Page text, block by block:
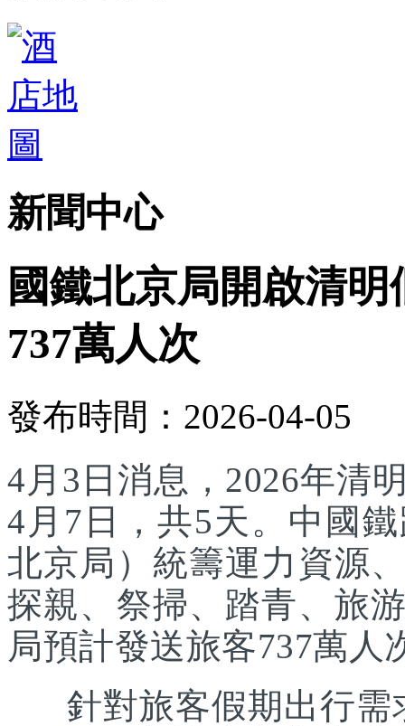
新聞中心
國鐵北京局開啟清
737萬人次
發布時間：2026-04-05
4月3日消息，2026年清
4月7日，共5天。中國
北京局）統籌運力資源
探親、祭掃、踏青、旅
局預計發送旅客737萬人
針對旅客假期出行需